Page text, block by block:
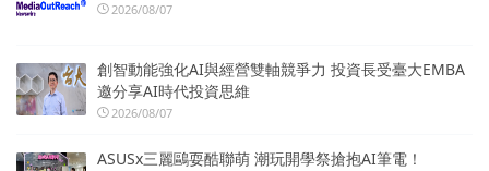
2026/08/07
創智動能強化AI與經營雙軸競爭力 投資長受臺大EMBA
邀分享AI時代投資思維
2026/08/07
ASUSx三麗鷗耍酷聯萌 潮玩開學祭搶抱AI筆電！